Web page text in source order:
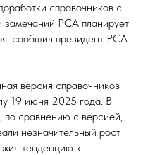
справочников с
замечаний РСА планирует
сообщил президент РСА
версия справочников
19 июня 2025 года. В
по сравнению с версией,
незначительный рост
тенденцию к